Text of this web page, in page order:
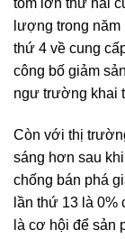
tôm lớn thứ hai
lượng trong
thứ 4 về cung
công bố giảm
ngư trường khai
Còn với thị
sáng hơn sau
chống bán phá
lần thứ 13 là 0%
là cơ hội để sản